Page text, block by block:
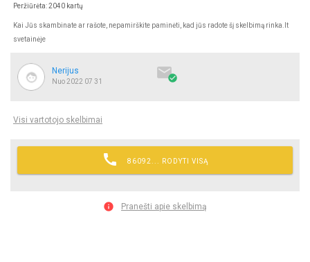
Peržiūrėta: 2040 kartų
Kai Jūs skambinate ar rašote, nepamirškite paminėti, kad jūs radote šį skelbimą rinka.lt
svetainėje
Nerijus
Nuo 2022 07 31

Visi vartotojo skelbimai
 86092... RODYTI VISĄ
 Pranešti apie skelbimą